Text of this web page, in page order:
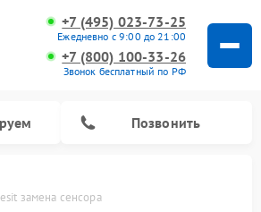
+7 (495) 023-73-25
Ежедневно с 9:00 до 21:00
+7 (800) 100-33-26
Звонок бесплатный по РФ
Позвонить
замена сенсора